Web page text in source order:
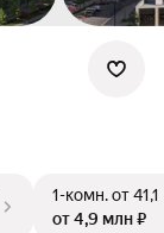
1-комн.от
от 4,9 млн ₽